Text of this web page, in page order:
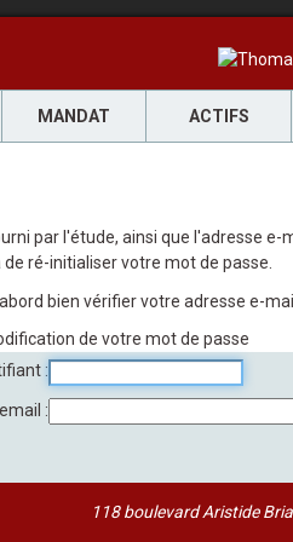
MANDAT ACTIFS
par l'étude, ainsi que l'adresse
ré-initialiser votre mot de passe.
bien vérifier votre adresse e-
de votre mot de passe
118 boulevard Aristide